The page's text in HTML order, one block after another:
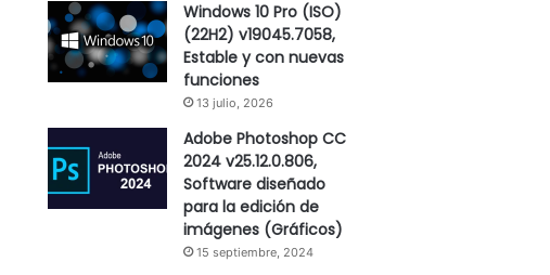
Windows 10 Pro (ISO)
(22H2) v19045.7058,
Estable y con nuevas
funciones
13 julio, 2026
Adobe Photoshop CC
2024 v25.12.0.806,
Software diseñado
para la edición de
imágenes (Gráficos)
15 septiembre, 2024